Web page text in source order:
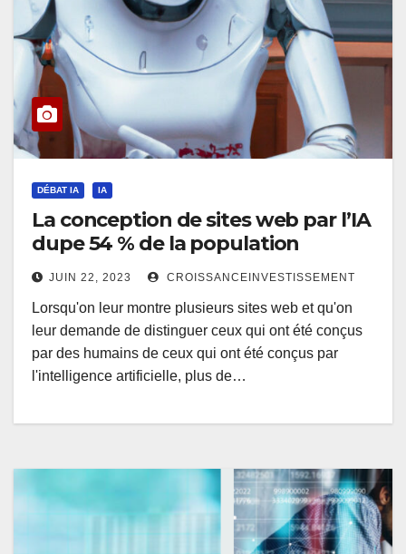
DÉBAT IA IA
La conception de sites web par l’IA
dupe 54 % de la population
JUIN 22, 2023 CROISSANCEINVESTISSEMENT
Lorsqu'on leur montre plusieurs sites web et qu'on
leur demande de distinguer ceux qui ont été conçus
par des humains de ceux qui ont été conçus par
l'intelligence artificielle, plus de…